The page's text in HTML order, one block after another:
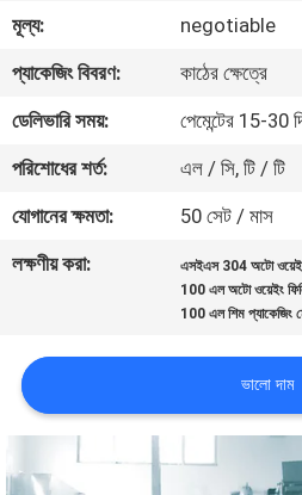
মান
নিয়ন্ত্রণ
আমাদের
সাথে
যোগাযোগ
করুন
খবর
মামলা
মূল্য:
negotiable
প্যাকেজিং বিবরণ:
কাঠের ক্ষেত্রে
ডেলিভারি সময়:
পেমেন্টের 15-30
পরিশোধের শর্ত:
এল / সি, টি / টি
যোগানের ক্ষমতা:
50 সেট / মাস
লক্ষণীয় করা:
এসইএস 304 অটো ওয়েইং
100 এল অটো ওয়েইং
100 এল শিম প্যাকেজিং
ভালো দাম